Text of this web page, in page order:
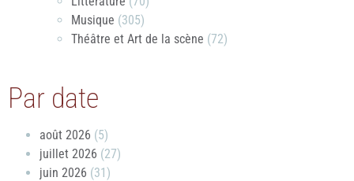
Musique (305)
Théâtre et Art de la scène (72)
Par date
août 2026 (5)
juillet 2026 (27)
juin 2026 (31)